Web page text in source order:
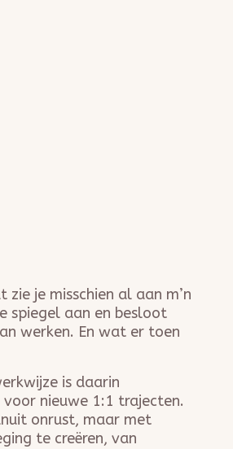
je misschien al aan m’n
spiegel aan en besloot
werken. En wat er toen
is daarin
nieuwe 1:1 trajecten.
onrust, maar met
te creëren, van